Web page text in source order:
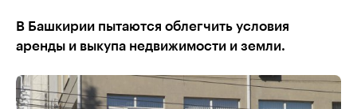
В Башкирии пытаются облегчить условия
аренды и выкупа недвижимости и земли.